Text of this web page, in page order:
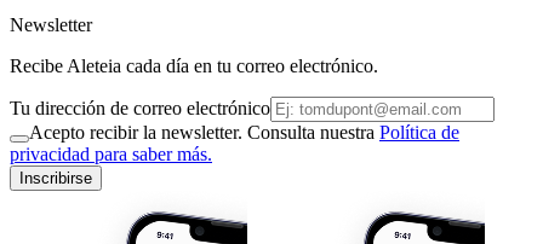
Newsletter
Recibe Aleteia cada día en tu correo electrónico.
Tu dirección de correo electrónico
Acepto recibir la newsletter. Consulta nuestra Política de
privacidad para saber más.
Inscribirse